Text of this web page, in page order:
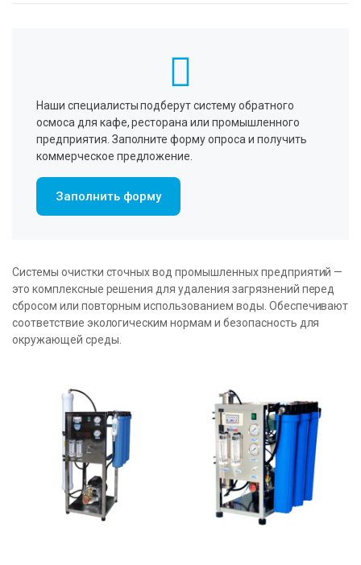
Наши специалисты подберут систему обратного
осмоса для кафе, ресторана или промышленного
предприятия. Заполните форму опроса и получить
коммерческое предложение.
Заполнить форму
Системы очистки сточных вод промышленных предприятий —
это комплексные решения для удаления загрязнений перед
сбросом или повторным использованием воды. Обеспечивают
соответствие экологическим нормам и безопасность для
окружающей среды.